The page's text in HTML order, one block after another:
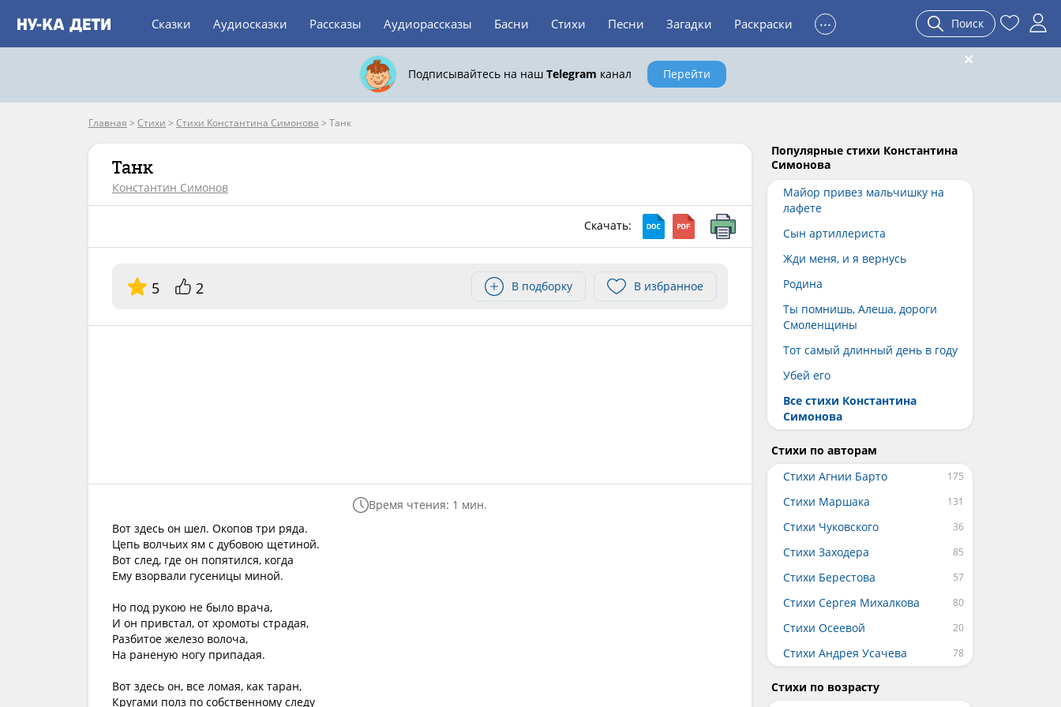
Сказки Аудиосказки Рассказы Аудиорассказы Басни Стихи Песни Загадки Раскраски ... Поиск
Подписывайтесь на наш Telegram канал Перейти
Главная > Стихи > Стихи Константина Симонова > Танк
Танк
Константин Симонов
Скачать:
5 2 В подборку В избранное
Время чтения: 1 мин.
Вот здесь он шел. Окопов три ряда.
Цепь волчьих ям с дубовою щетиной.
Вот след, где он попятился, когда
Ему взорвали гусеницы миной.
Но под рукою не было врача,
И он привстал, от хромоты страдая,
Разбитое железо волоча,
На раненую ногу припадая.
Вот здесь он, все ломая, как таран,
Кругами полз по собственному следу
Популярные стихи Константина
Симонова
Майор привез мальчишку на
лафете
Сын артиллериста
Жди меня, и я вернусь
Родина
Ты помнишь, Алеша, дороги
Смоленщины
Тот самый длинный день в году
Убей его
Все стихи Константина
Симонова
Стихи по авторам
Стихи Агнии Барто
Стихи Маршака
Стихи Чуковского
Стихи Заходера
Стихи Берестова
Стихи Сергея Михалкова
Стихи Осеевой
Стихи Андрея Усачева
Стихи по возрасту